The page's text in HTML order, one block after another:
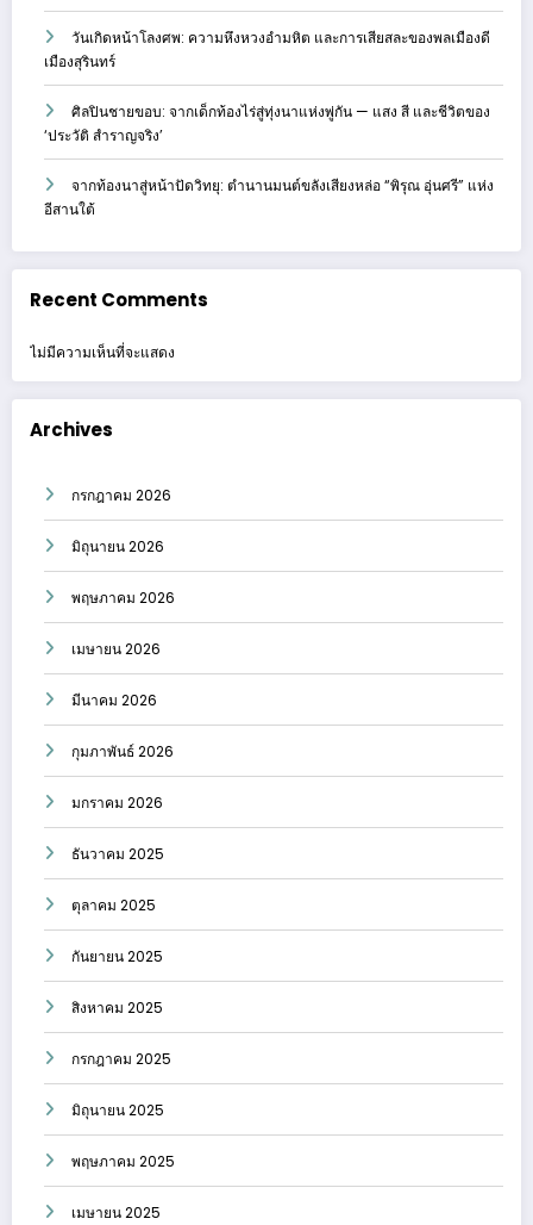
วันเกิดหน้าโลงศพ: ความหึงหวงอำมหิต และการเสียสละของพลเมืองดี
เมืองสุรินทร์
ศิลปินชายขอบ: จากเด็กท้องไร่สู่ทุ่งนาแห่งพู่กัน — แสง สี และชีวิตของ
‘ประวัติ สำราญจริง’
จากท้องนาสู่หน้าปัดวิทยุ: ตำนานมนต์ขลังเสียงหล่อ “พิรุณ อุ่นศรี” แห่ง
อีสานใต้
Recent Comments
ไม่มีความเห็นที่จะแสดง
Archives
กรกฎาคม 2026
มิถุนายน 2026
พฤษภาคม 2026
เมษายน 2026
มีนาคม 2026
กุมภาพันธ์ 2026
มกราคม 2026
ธันวาคม 2025
ตุลาคม 2025
กันยายน 2025
สิงหาคม 2025
กรกฎาคม 2025
มิถุนายน 2025
พฤษภาคม 2025
เมษายน 2025